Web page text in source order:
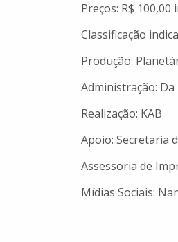
Preços: R$
Classificação
Produção:
Administração:
Realização: KAB
Apoio: Secretaria
Assessoria de
Mídias Sociais: